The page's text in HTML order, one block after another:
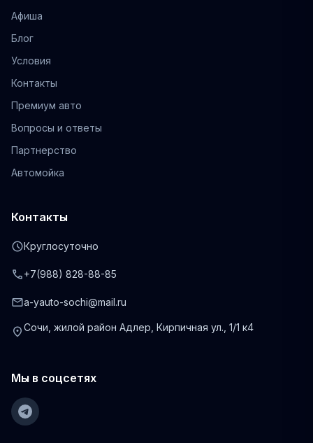
Афиша
Блог
Условия
Контакты
Премиум авто
Вопросы и ответы
Партнерство
Автомойка
Контакты
scheduleКруглосуточно
phone+7(988) 828-88-85
maila-yauto-sochi@mail.ru
location_onСочи, жилой район Адлер, Кирпичная ул., 1/1 к4
Мы в соцсетях